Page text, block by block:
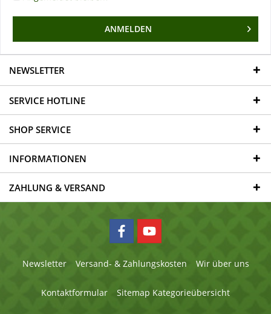
ANMELDEN
NEWSLETTER
SERVICE HOTLINE
SHOP SERVICE
INFORMATIONEN
ZAHLUNG & VERSAND
Newsletter Versand- & Zahlungskosten Wir über uns
Kontaktformular Sitemap Kategorieübersicht